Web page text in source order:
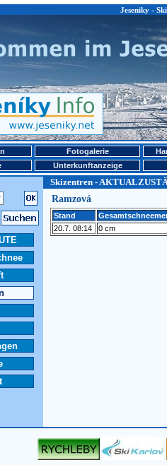
Jeseniky -
Fotogalerie
Unterkunftanzeige
Skizentren -
Ramzová
Stand
20.7. 08:14
0 cm